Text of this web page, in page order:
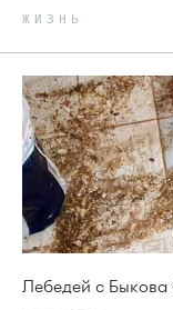
ЖИЗНЬ
Лебедей с Быкова